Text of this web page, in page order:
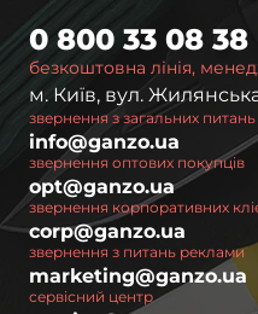
безкоштовна лінія,
0 800 33 08 38
м. Київ, вул.
звернення з загальних питань
info@ganzo.ua
звернення оптових покупців
opt@ganzo.ua
звернення корпоративних
corp@ganzo.ua
звернення з питань реклами
marketing@ganzo.ua
сервісний центр